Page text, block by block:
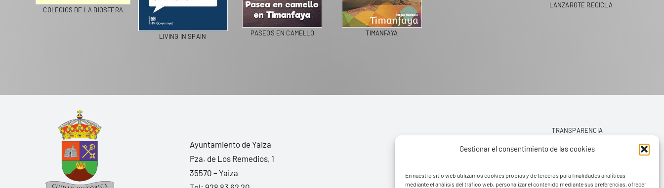
Gestionar el consentimiento de las cookies
En nuestro sitio web utilizamos cookies propias y de terceros para finalidades analíticas
mediante el análisis del tráfico web, personalizar el contenido mediante sus preferencias, ofrecer
COLEGIOS DE LA BIOSFERA
LIVING IN SPAIN PASEOS EN CAMELLO TIMANFAYA
LANZAROTE RECICLA
Ayuntamiento de Yaiza
Pza. de Los Remedios, 1
35570 – Yaiza
TRANSPARENCIA
AVISO LEGAL
POLÍTICA DE PRIVACIDAD